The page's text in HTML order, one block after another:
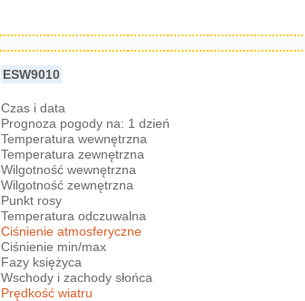
ESW9010
Czas i data
Prognoza pogody na: 1 dzień
Temperatura wewnętrzna
Temperatura zewnętrzna
Wilgotność wewnętrzna
Wilgotność zewnętrzna
Punkt rosy
Temperatura odczuwalna
Ciśnienie atmosferyczne
Ciśnienie min/max
Fazy księżyca
Wschody i zachody słońca
Prędkość wiatru